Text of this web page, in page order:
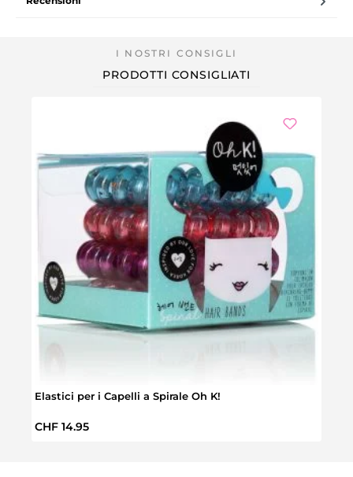
PRODOTTI CONSIGLIATI
Elastici per i Capelli a Spirale Oh K!
Prezzo normale:
CHF 14.95